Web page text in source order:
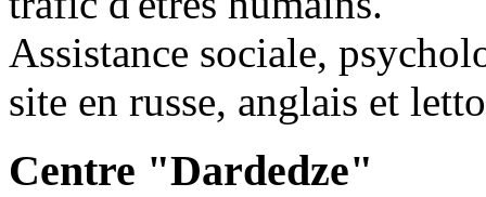
Assistance sociale,
site en russe, anglais et
Centre "Dardedze"